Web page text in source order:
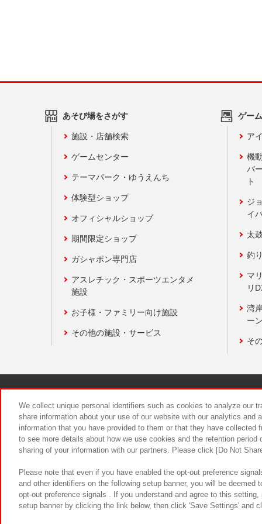
あそび場をさがす
施設・店舗検索
ゲームセンター
テーマパーク・ゆうえんち
体験型ショップ
オフィシャルショップ
期間限定ショップ
ガシャポン専門店
アスレチック・スポーツエンタメ
施設
お子様・ファミリー向け施設
その他の施設・サービス
ゲー
ア
機
バ
ト
ジ
イ
太
釣
マ
リ
湾
ー
そ
食品のご
We collect unique personal identifiers such as cookies to analyze our
share information about your use of our website with our analytics and
information that you have provided to them or that they have
to see more details about how we use cookies and the retention
sharing of your information with our partners. Please click [Do Not
Please note that even if you have enabled the opt-out preference
and other identifiers on the following setup banner, you will be
opt-out preference signals . If you understand and agree to this
setup banner by clicking the link below, then click 'Save Settings' and